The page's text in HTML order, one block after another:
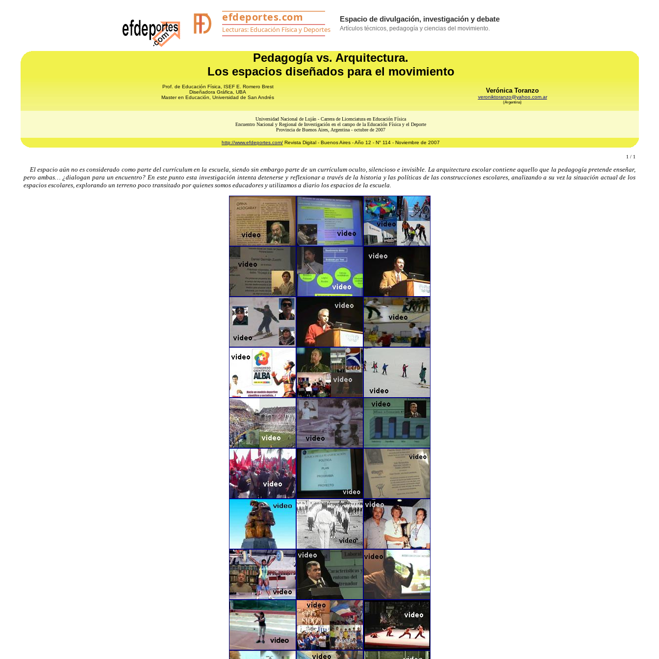
Pedagogía vs. Arquitectura.
Los espacios diseñados para el movimiento
Prof. de Educación Física, ISEF E. Romero Brest
Diseñadora Gráfica, UBA
Master en Educación, Universidad de San Andrés
Verónica Toranzo
veroniktoranzo@yahoo.com.ar
(Argentina)
Universidad Nacional de Luján - Carrera de Licenciatura en Educación Física
Encuentro Nacional y Regional de Investigación en el campo de la Educación Física y el Deporte
Provincia de Buenos Aires, Argentina - octubre de 2007
http://www.efdeportes.com/ Revista Digital - Buenos Aires - Año 12 - N° 114 - Noviembre de 2007
1 / 1
El espacio aún no es considerado como parte del currículum en la escuela, siendo sin embargo parte de un currículum oculto, silencioso e invisible. La arquitectura escolar contiene aquello que la pedagogía pretende enseñar,
pero ambas… ¿dialogan para un encuentro? En este punto esta investigación intenta detenerse y reflexionar a través de la historia y las políticas de las construcciones escolares, analizando a su vez la situación actual de los
espacios escolares, explorando un terreno poco transitado por quienes somos educadores y utilizamos a diario los espacios de la escuela.